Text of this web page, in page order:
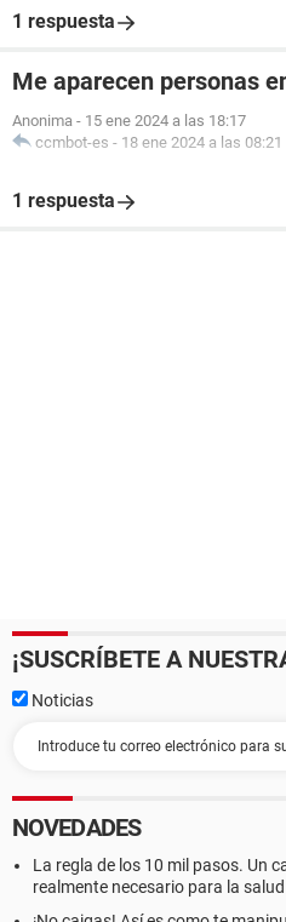
1 respuesta
Me aparecen personas
Anonima - 15 ene 2024 a las 18:17
ccmbot-es - 18 ene 2024 a las 08:21
1 respuesta
¡SUSCRÍBETE A
Noticias
NOVEDADES
La regla de los 10 mil pasos. Un
realmente necesario para la salud